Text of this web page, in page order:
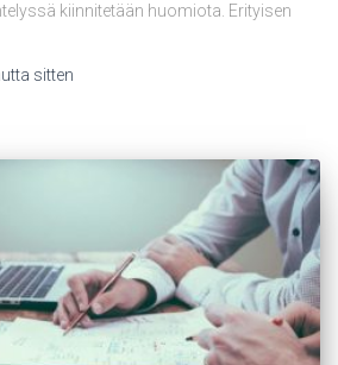
kiinnitetään huomiota. Erityisen
sitten